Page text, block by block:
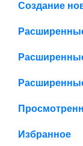
Создание
Избранное